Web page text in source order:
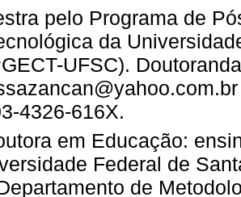
pelo Programa de
da
UFSC).
4326-616X.
em Educação:
Federal de
de